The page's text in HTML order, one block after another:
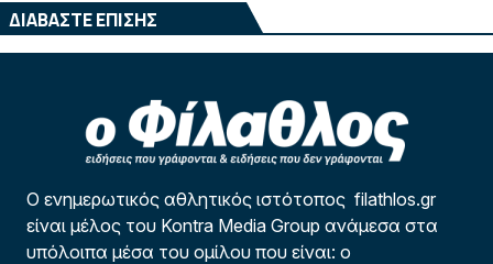
ΔΙΑΒΑΣΤΕ ΕΠΙΣΗΣ
Ο ενημερωτικός αθλητικός ιστότοπος filathlos.gr
είναι μέλος του Kontra Media Group ανάμεσα στα
υπόλοιπα μέσα του ομίλου που είναι: ο